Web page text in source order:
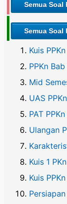
Semua Soal
Semua Soal
Kuis
PPKn
Mid
UAS
PAT
Ulangan
Kuis 1
Kuis